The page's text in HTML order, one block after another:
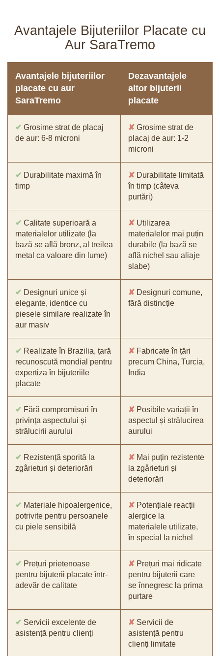
Avantajele Bijuteriilor Placate cu
Aur SaraTremo
Avantajele bijuteriilor
placate cu aur
SaraTremo
Dezavantajele
altor bijuterii
placate
✔ Grosime strat de placaj
de aur: 6-8 microni
✘ Grosime strat de
placaj de aur: 1-2
microni
✔ Durabilitate maximă în
timp
✘ Durabilitate limitată
în timp (câteva
purtări)
✔ Calitate superioară a
materialelor utilizate (la
bază se află bronz, al treilea
metal ca valoare din lume)
✘ Utilizarea
materialelor mai puțin
durabile (la bază se
află nichel sau aliaje
slabe)
✔ Designuri unice și
elegante, identice cu
piesele similare realizate în
aur masiv
✘ Designuri comune,
fără distincție
✔ Realizate în Brazilia, țară
recunoscută mondial pentru
expertiza în bijuteriile
placate
✘ Fabricate în țări
precum China, Turcia,
India
✔ Fără compromisuri în
privința aspectului și
strălucirii aurului
✘ Posibile variații în
aspectul și strălucirea
aurului
✔ Rezistență sporită la
zgârieturi și deteriorări
✘ Mai puțin rezistente
la zgârieturi și
deteriorări
✔ Materiale hipoalergenice,
potrivite pentru persoanele
cu piele sensibilă
✘ Potențiale reacții
alergice la
materialele utilizate,
în special la nichel
✔ Prețuri prietenoase
pentru bijuterii placate într-
adevăr de calitate
✘ Prețuri mai ridicate
pentru bijuterii care
se înnegresc la prima
purtare
✔ Servicii excelente de
asistență pentru clienți
✘ Servicii de
asistență pentru
clienți limitate